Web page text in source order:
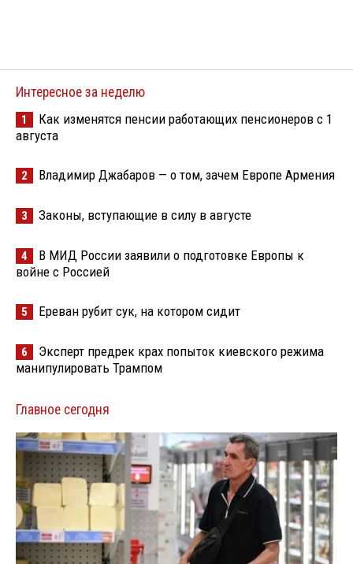
Интересное за неделю
1
Как изменятся пенсии работающих пенсионеров с 1
августа
2 Владимир Джабаров — о том, зачем Европе Армения
3 Законы, вступающие в силу в августе
4
В МИД России заявили о подготовке Европы к
войне с Россией
5 Ереван рубит сук, на котором сидит
6
Эксперт предрек крах попыток киевского режима
манипулировать Трампом
Главное сегодня